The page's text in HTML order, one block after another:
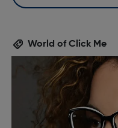
World of Click Me